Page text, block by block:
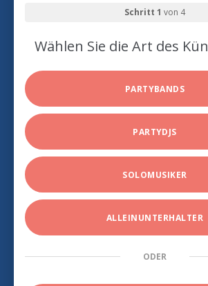
Schritt 1 von 4
Wählen Sie die Art des
PARTYBANDS
PARTYDJS
SOLOMUSIKER
ALLEINUNTERHALTER
ODER